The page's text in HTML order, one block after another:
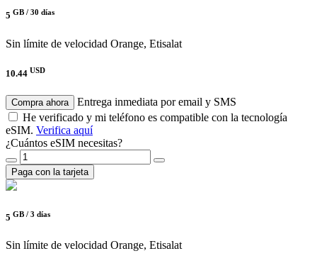
5 GB / 30 días
Sin límite de velocidad Orange, Etisalat
10.44 USD
Compra ahora
Entrega inmediata por email y SMS
He verificado y mi teléfono es compatible con la tecnología
eSIM. Verifica aquí
¿Cuántos eSIM necesitas?
Paga con la tarjeta
5 GB / 3 días
Sin límite de velocidad Orange, Etisalat